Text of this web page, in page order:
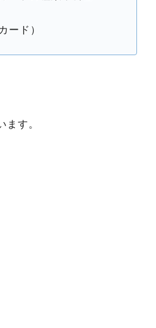
ード）
す。